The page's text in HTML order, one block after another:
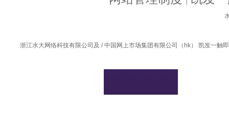
浙江水大网络科技有限公司及 / 中国网上市场集团有限公司（hk） 凯发一触